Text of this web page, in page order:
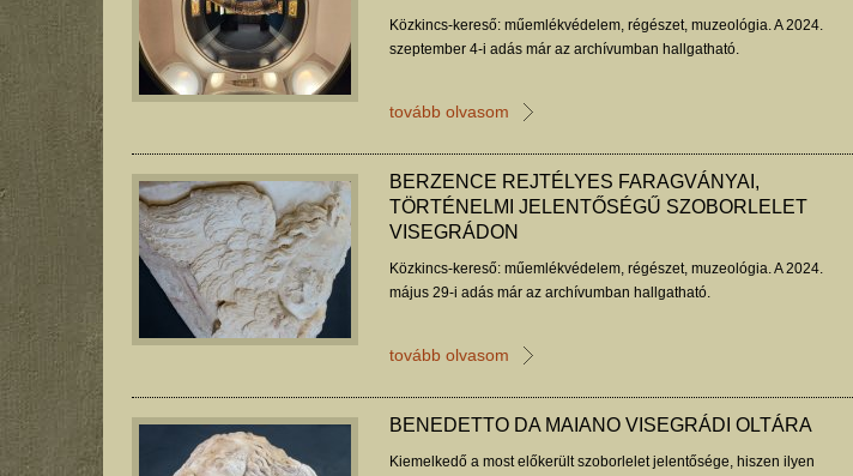
Közkincs-kereső: műemlékvédelem, régészet, muzeológia. A 2024.
szeptember 4-i adás már az archívumban hallgatható.
tovább olvasom
BERZENCE REJTÉLYES FARAGVÁNYAI,
TÖRTÉNELMI JELENTŐSÉGŰ SZOBORLELET
VISEGRÁDON
Közkincs-kereső: műemlékvédelem, régészet, muzeológia. A 2024.
május 29-i adás már az archívumban hallgatható.
tovább olvasom
BENEDETTO DA MAIANO VISEGRÁDI OLTÁRA
Kiemelkedő a most előkerült szoborlelet jelentősége, hiszen ilyen